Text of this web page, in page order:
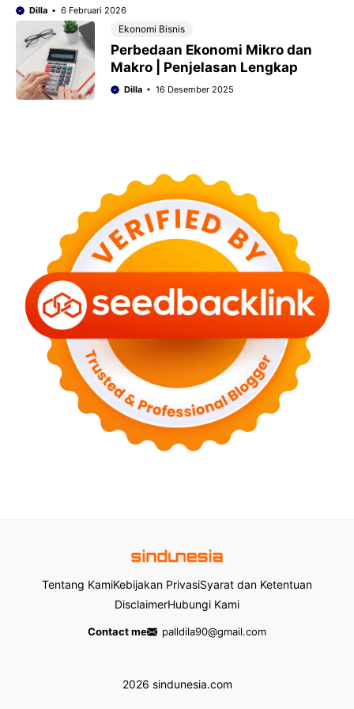
Dilla 6 Februari 2026
Ekonomi Bisnis
Perbedaan Ekonomi Mikro dan
Makro | Penjelasan Lengkap
Dilla 16 Desember 2025
Tentang KamiKebijakan PrivasiSyarat dan Ketentuan
DisclaimerHubungi Kami
Contact me palldila90@gmail.com
2026 sindunesia.com